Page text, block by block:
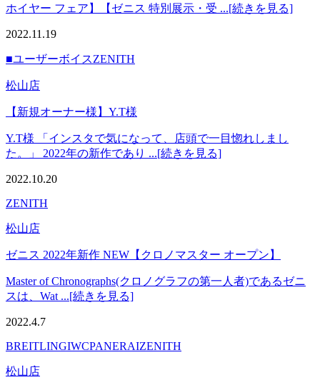
ホイヤー フェア】【ゼニス 特別展示・受 ...[続きを見る]
2022.11.19
■ユーザーボイスZENITH
松山店
【新規オーナー様】Y.T様
Y.T様 「インスタで気になって、店頭で一目惚れしまし
た。」 2022年の新作であり ...[続きを見る]
2022.10.20
ZENITH
松山店
ゼニス 2022年新作 NEW【クロノマスター オープン】
Master of Chronographs(クロノグラフの第一人者)であるゼニ
スは、Wat ...[続きを見る]
2022.4.7
BREITLINGIWCPANERAIZENITH
松山店